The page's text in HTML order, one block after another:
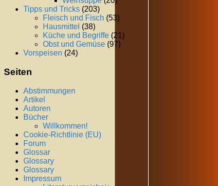
Tipps und Tricks (203)
Fleisch und Fisch (53)
Hausmittel (38)
Küche und Begriffe (21)
Obst und Gemüse (97)
Vorspeisen (24)
Seiten
Abstimmungen
Artikel
Autoren
Bücher
Willkommen!
Cookie-Richtlinie (EU)
Forum
Glossar
Glossary
Glossary
Impressum